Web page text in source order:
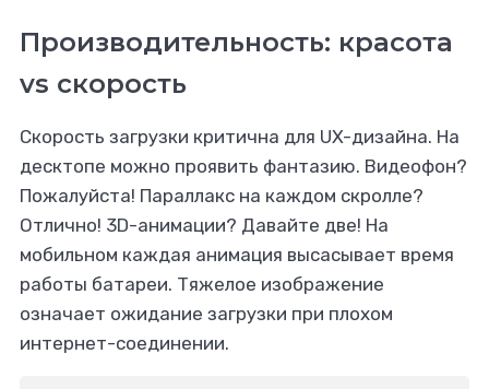
Производительность: красота
vs скорость
Скорость загрузки критична для UX-дизайна. На
десктопе можно проявить фантазию. Видеофон?
Пожалуйста! Параллакс на каждом скролле?
Отлично! 3D-анимации? Давайте две! На
мобильном каждая анимация высасывает время
работы батареи. Тяжелое изображение
означает ожидание загрузки при плохом
интернет-соединении.